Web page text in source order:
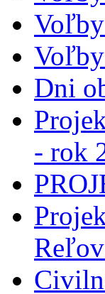
Dni
- rok